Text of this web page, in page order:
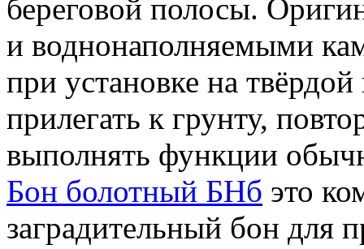
береговой полосы.
и воднонаполняемыми
при установке на
прилегать к грунту,
выполнять функции
Бон болотный БНб это
заградительный бон для